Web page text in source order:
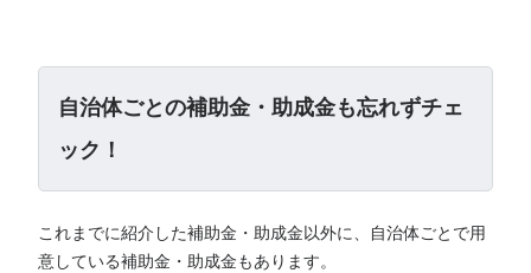
自治体ごとの補助金・助成金も忘れずチェ
ック！
これまでに紹介した補助金・助成金以外に、自治体ごとで用
意している補助金・助成金もあります。